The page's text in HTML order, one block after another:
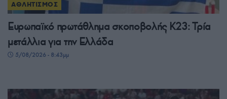
ΑΘΛΗΤΙΣΜΟΣ
Ευρωπαϊκό πρωτάθλημα σκοποβολής Κ23: Τρία
μετάλλια για την Ελλάδα
5/08/2026 - 8:43μμ